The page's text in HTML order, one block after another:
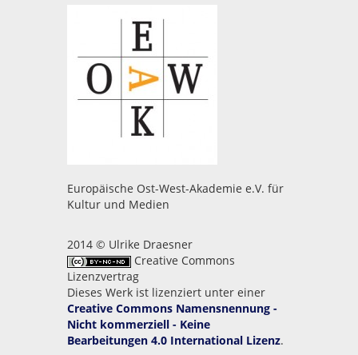
Europäische Ost-West-Akademie e.V. für
Kultur und Medien
2014 © Ulrike Draesner
Creative Commons
Lizenzvertrag
Dieses Werk ist lizenziert unter einer
Creative Commons Namensnennung -
Nicht kommerziell - Keine
Bearbeitungen 4.0 International Lizenz.